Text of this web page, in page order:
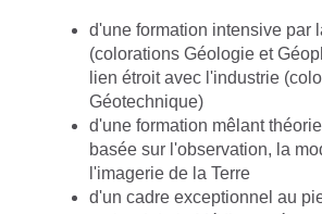
d'une formation intensive par
(colorations Géologie et
lien étroit avec l'industrie
Géotechnique)
d'une formation mêlant
basée sur l'observation, la
l'imagerie de la Terre
d'un cadre exceptionnel au